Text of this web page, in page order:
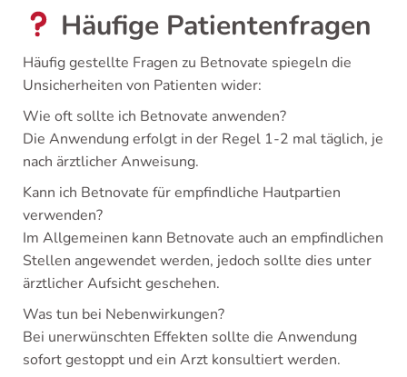
Häufige Patientenfragen
Häufig gestellte Fragen zu Betnovate spiegeln die
Unsicherheiten von Patienten wider:
Wie oft sollte ich Betnovate anwenden?
Die Anwendung erfolgt in der Regel 1-2 mal täglich, je
nach ärztlicher Anweisung.
Kann ich Betnovate für empfindliche Hautpartien
verwenden?
Im Allgemeinen kann Betnovate auch an empfindlichen
Stellen angewendet werden, jedoch sollte dies unter
ärztlicher Aufsicht geschehen.
Was tun bei Nebenwirkungen?
Bei unerwünschten Effekten sollte die Anwendung
sofort gestoppt und ein Arzt konsultiert werden.